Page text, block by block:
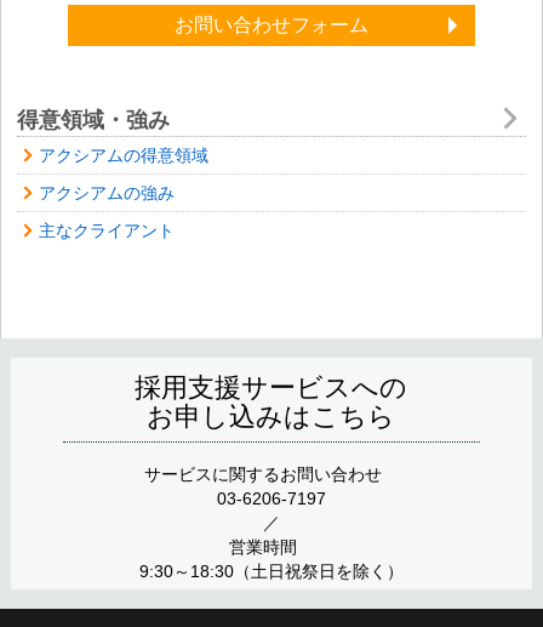
お問い合わせフォーム
得意領域・強み
アクシアムの得意領域
アクシアムの強み
主なクライアント
採用支援サービスへの
お申し込みはこちら
サービスに関するお問い合わせ
03-6206-7197
／
営業時間
9:30～18:30（土日祝祭日を除く）